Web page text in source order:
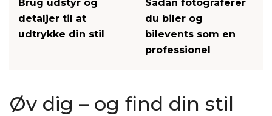
Brug udstyr og
detaljer til at
udtrykke din stil
Sådan fotograferer
du biler og
bilevents som en
professionel
Øv dig – og find din stil